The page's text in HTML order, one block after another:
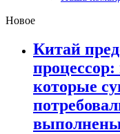
Новое
Китай
которые